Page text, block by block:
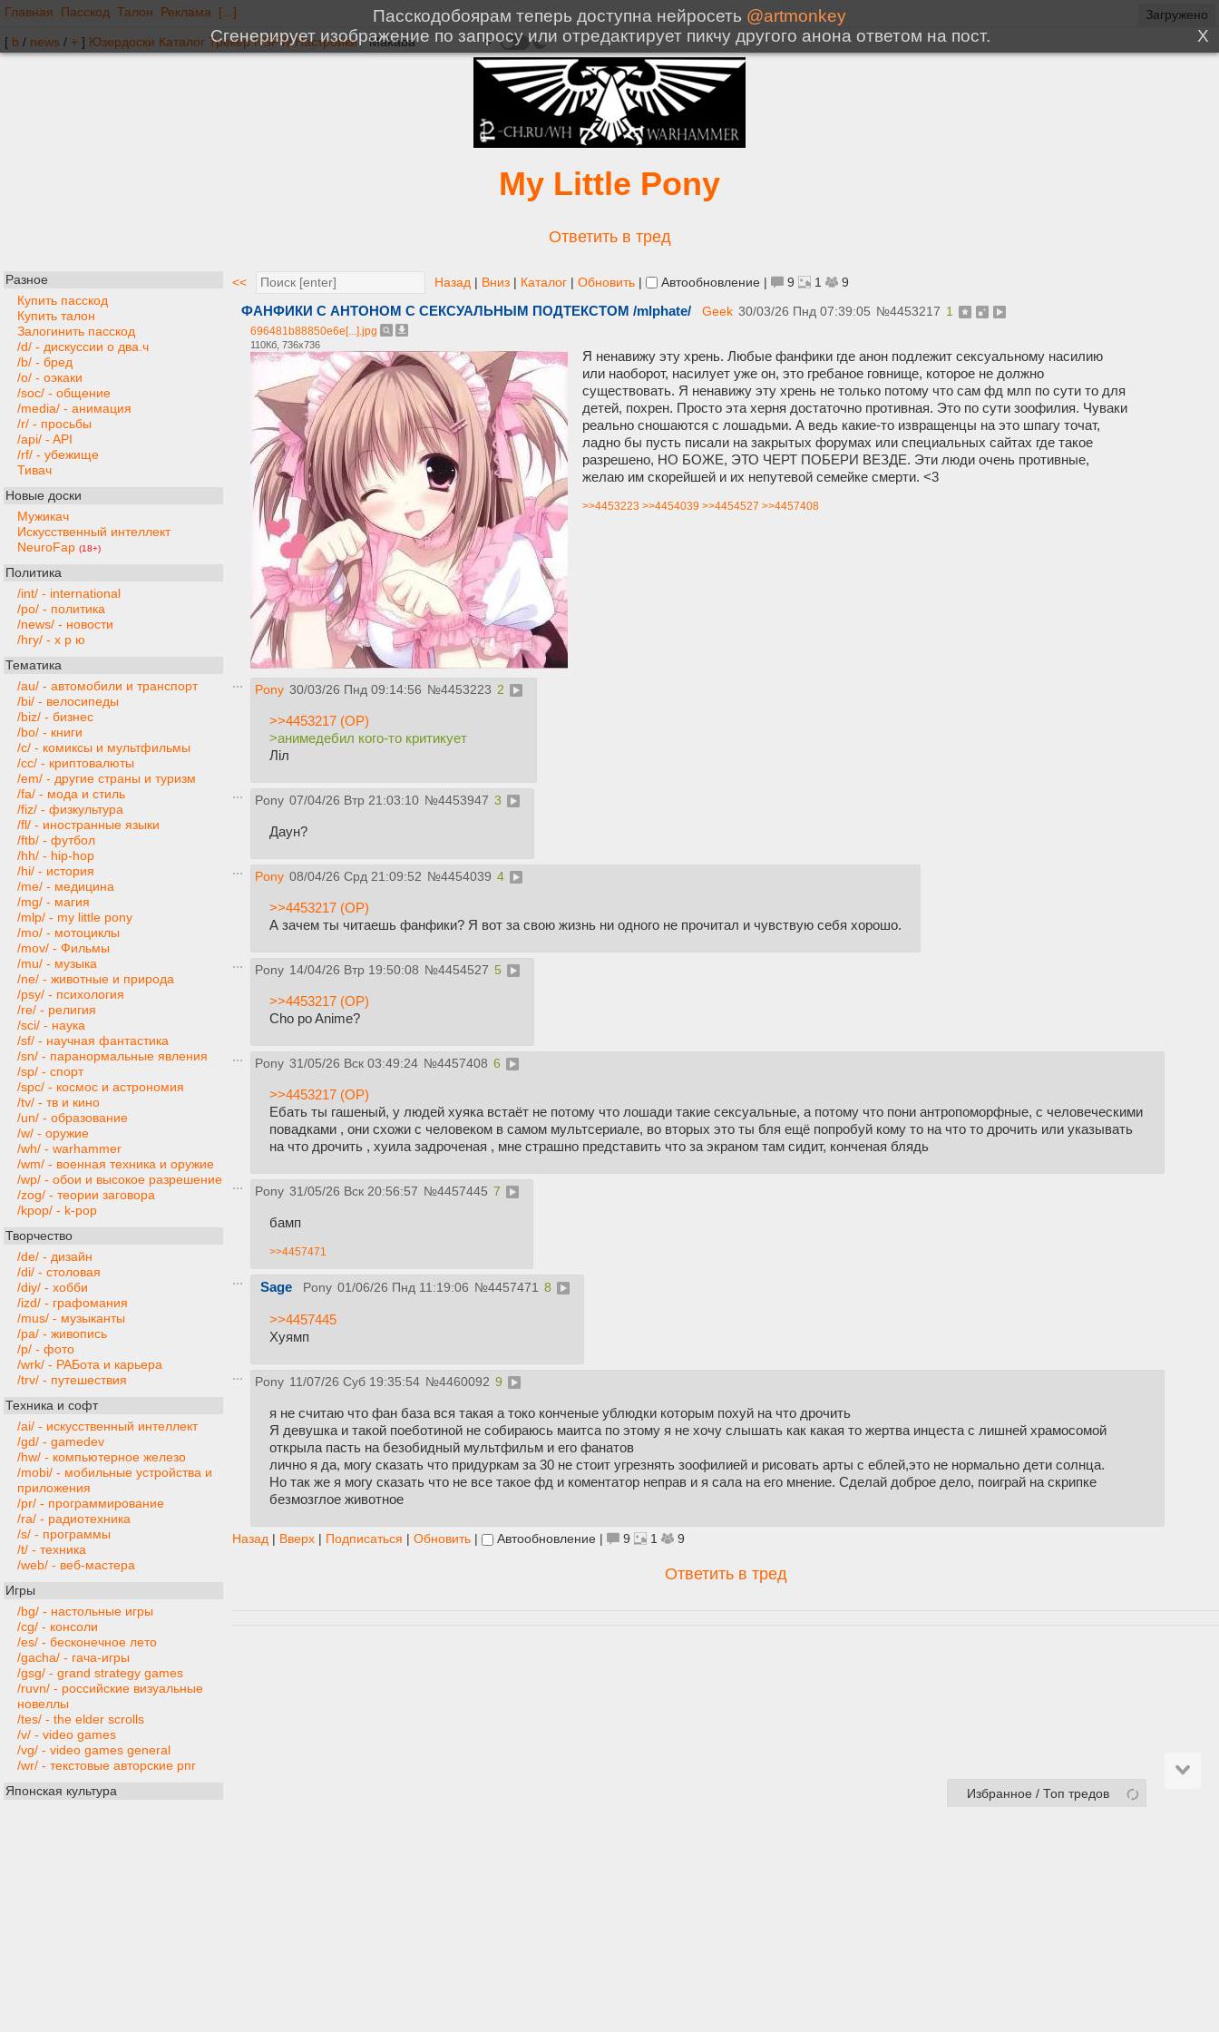
Главная Пасскод Талон Реклама [...]
[ b / news / + ] Юзердоски Каталог Трекер NSFW Настройки
My Little Pony
Ответить в тред
Разное
Купить пасскод
Купить талон
Залогинить пасскод
/d/ - дискуссии о два.ч
/b/ - бред
/o/ - оэкаки
/soc/ - общение
/media/ - анимация
/r/ - просьбы
/api/ - API
/rf/ - убежище
Тивач
Новые доски
Мужикач
Искусственный интеллект
NeuroFap (18+)
Политика
/int/ - international
/po/ - политика
/news/ - новости
/hry/ - х р ю
Тематика
/au/ - автомобили и транспорт
/bi/ - велосипеды
/biz/ - бизнес
/bo/ - книги
/c/ - комиксы и мультфильмы
/cc/ - криптовалюты
/em/ - другие страны и туризм
/fa/ - мода и стиль
/fiz/ - физкультура
/fl/ - иностранные языки
/ftb/ - футбол
/hh/ - hip-hop
/hi/ - история
/me/ - медицина
/mg/ - магия
/mlp/ - my little pony
/mo/ - мотоциклы
/mov/ - Фильмы
/mu/ - музыка
/ne/ - животные и природа
/psy/ - психология
/re/ - религия
/sci/ - наука
/sf/ - научная фантастика
/sn/ - паранормальные явления
/sp/ - спорт
/spc/ - космос и астрономия
/tv/ - тв и кино
/un/ - образование
/w/ - оружие
/wh/ - warhammer
/wm/ - военная техника и оружие
/wp/ - обои и высокое разрешение
/zog/ - теории заговора
/kpop/ - k-pop
Творчество
/de/ - дизайн
/di/ - столовая
/diy/ - хобби
/izd/ - графомания
/mus/ - музыканты
/pa/ - живопись
/p/ - фото
/wrk/ - РАБота и карьера
/trv/ - путешествия
Техника и софт
/ai/ - искусственный интеллект
/gd/ - gamedev
/hw/ - компьютерное железо
/mobi/ - мобильные устройства и
приложения
/pr/ - программирование
/ra/ - радиотехника
/s/ - программы
/t/ - техника
/web/ - веб-мастера
Игры
/bg/ - настольные игры
/cg/ - консоли
/es/ - бесконечное лето
/gacha/ - гача-игры
/gsg/ - grand strategy games
/ruvn/ - российские визуальные
новеллы
/tes/ - the elder scrolls
/v/ - video games
/vg/ - video games general
/wr/ - текстовые авторские рпг
Японская культура
<< Назад | Вниз | Каталог | Обновить | Автообновление | 9 1 9
ФАНФИКИ С АНТОНОМ С СЕКСУАЛЬНЫМ ПОДТЕКСТОМ /mlphate/ Geek 30/03/26 Пнд 07:39:05 №4453217 1
696481b88850e6e[...].jpg
110Кб, 736x736
Я ненавижу эту хрень. Любые фанфики где анон подлежит сексуальному насилию
или наоборот, насилует уже он, это гребаное говнище, которое не должно
существовать. Я ненавижу эту хрень не только потому что сам фд млп по сути то для
детей, похрен. Просто эта херня достаточно противная. Это по сути зоофилия. Чуваки
реально сношаются с лошадьми. А ведь какие-то извращенцы на это шпагу точат,
ладно бы пусть писали на закрытых форумах или специальных сайтах где такое
разрешено, НО БОЖЕ, ЭТО ЧЕРТ ПОБЕРИ ВЕЗДЕ. Эти люди очень противные,
желаю им скорейшей и их непутевой семейке смерти. <3
>>4453223 >>4454039 >>4454527 >>4457408
Pony 30/03/26 Пнд 09:14:56 №4453223 2
>>4453217 (OP)
>анимедебил кого-то критикует
Лiл
Pony 07/04/26 Втр 21:03:10 №4453947 3
Даун?
Pony 08/04/26 Срд 21:09:52 №4454039 4
>>4453217 (OP)
А зачем ты читаешь фанфики? Я вот за свою жизнь ни одного не прочитал и чувствую себя хорошо.
Pony 14/04/26 Втр 19:50:08 №4454527 5
>>4453217 (OP)
Cho po Anime?
Pony 31/05/26 Вск 03:49:24 №4457408 6
>>4453217 (OP)
Ебать ты гашеный, у людей хуяка встаёт не потому что лошади такие сексуальные, а потому что пони антропоморфные, с человеческими
повадками , они схожи с человеком в самом мультсериале, во вторых это ты бля ещё попробуй кому то на что то дрочить или указывать
на что дрочить , хуила задроченая , мне страшно представить что за экраном там сидит, конченая блядь
Pony 31/05/26 Вск 20:56:57 №4457445 7
бамп
>>4457471
Sage Pony 01/06/26 Пнд 11:19:06 №4457471 8
>>4457445
Хуямп
Pony 11/07/26 Суб 19:35:54 №4460092 9
я не считаю что фан база вся такая а токо конченые ублюдки которым похуй на что дрочить
Я девушка и такой поеботиной не собираюсь маитса по этому я не хочу слышать как какая то жертва инцеста с лишней храмосомой
открыла пасть на безобидный мультфильм и его фанатов
лично я да, могу сказать что придуркам за 30 не стоит угрезнять зоофилией и рисовать арты с еблей,это не нормально дети солнца.
Но так же я могу сказать что не все такое фд и коментатор неправ и я сала на его мнение. Cделай доброе дело, поиграй на скрипке
безмозглое животное
Загружено
Назад Вверх Подписаться Обновить Автообновление 9 1 9
Ответить в тред
Избранное / Топ тредов